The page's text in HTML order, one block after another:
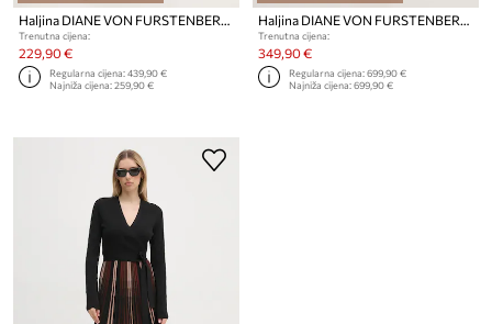
Haljina DIANE VON FURSTENBERG
Trenutna cijena:
229,90 €
Regularna cijena:439,90 €
Najniža cijena:259,90 €
Haljina DIANE VON FURSTENBERG
Trenutna cijena:
349,90 €
Regularna cijena:699,90 €
Najniža cijena:699,90 €